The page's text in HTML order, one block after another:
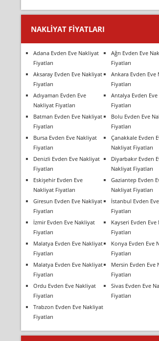
NAKLIYAT FIYATLARI
Adana Evden Eve Nakliyat
Fiyatları
Ağrı Evden Eve
Fiyatları
Aksaray Evden Eve Nakliyat
Fiyatları
Ankara Evden Eve
Fiyatları
Adıyaman Evden Eve
Nakliyat Fiyatları
Antalya Evden
Fiyatları
Batman Evden Eve Nakliyat
Fiyatları
Bolu Evden Eve
Fiyatları
Bursa Evden Eve Nakliyat
Fiyatları
Çanakkale Evden
Nakliyat Fiyatları
Denizli Evden Eve Nakliyat
Fiyatları
Diyarbakır Evden
Nakliyat Fiyatları
Eskişehir Evden Eve
Nakliyat Fiyatları
Gaziantep Evden
Nakliyat Fiyatları
Giresun Evden Eve Nakliyat
Fiyatları
İstanbul Evden
Fiyatları
İzmir Evden Eve Nakliyat
Fiyatları
Kayseri Evden
Fiyatları
Malatya Evden Eve Nakliyat
Fiyatları
Konya Evden Eve
Fiyatları
Malatya Evden Eve Nakliyat
Fiyatları
Mersin Evden Eve
Fiyatları
Ordu Evden Eve Nakliyat
Fiyatları
Sivas Evden Eve
Fiyatları
Trabzon Evden Eve Nakliyat
Fiyatları